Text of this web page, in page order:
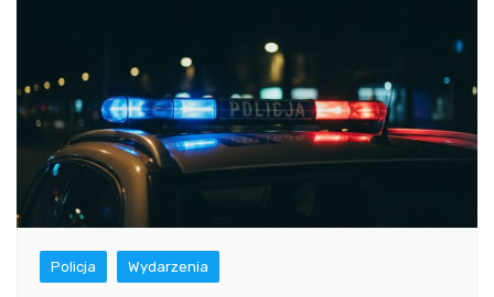
Policja Wydarzenia